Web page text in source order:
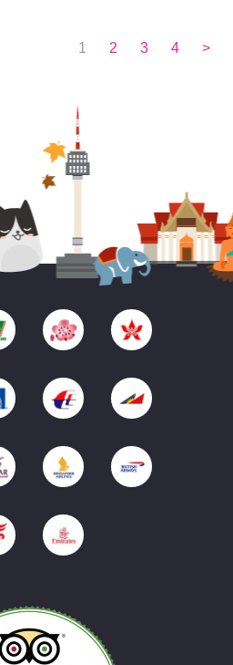
1 2 3 4 >